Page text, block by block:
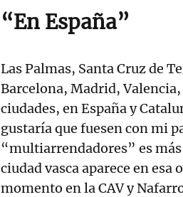
“En España”
Las Palmas, Santa Cruz de
Barcelona, Madrid,
ciudades, en España y
gustaría que fuesen con mi
“multiarrendadores” es
ciudad vasca aparece en esa
momento en la CAV y